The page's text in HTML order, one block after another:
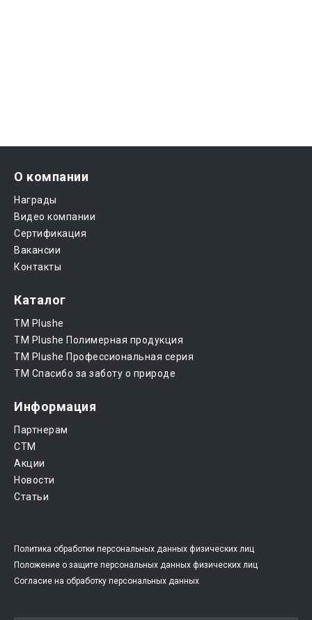
О компании
Награды
Видео компании
Сертификация
Вакансии
Контакты
Каталог
ТМ Plushe
ТМ Plushe Полимерная продукция
ТМ Plushe Профессиональная серия
ТМ Спасибо за заботу о природе
Информация
Партнерам
CTM
Акции
Новости
Статьи
Политика обработки персональных данных физических лиц
Положение о защите персональных данных физических лиц
Согласие на обработку персональных данных